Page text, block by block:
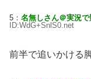
5： 名無しさん＠実況で
ID:WdG+SnlS0.net
前半で追いかける